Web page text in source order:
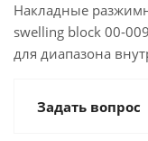
Накладные
swelling block 00-
для диапазона
Задать вопрос